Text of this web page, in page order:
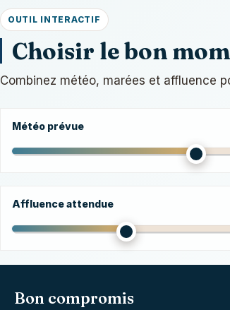
OUTIL INTERACTIF
Choisir le bon
Combinez météo, marées et affluence
Météo prévue
Affluence attendue
Bon compromis